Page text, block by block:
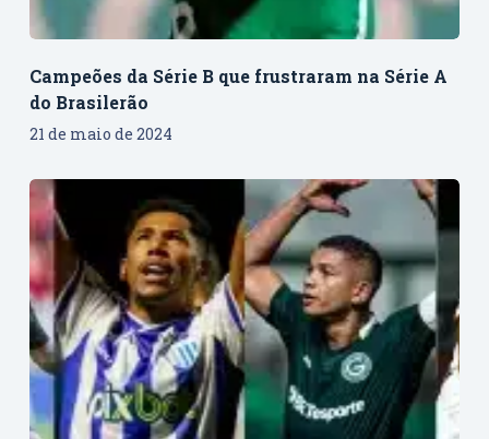
Campeões da Série B que frustraram na Série A
do Brasilerão
21 de maio de 2024